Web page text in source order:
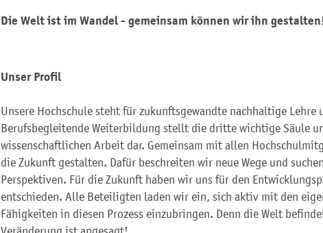
Die Welt ist im Wandel - gemeinsam können wir ihn
Unser Profil
Unsere Hochschule steht für zukunftsgewandte nachhaltige Lehre
Berufsbegleitende Weiterbildung stellt die dritte wichtige Säule
wissenschaftlichen Arbeit dar. Gemeinsam mit allen
die Zukunft gestalten. Dafür beschreiten wir neue Wege und
Perspektiven. Für die Zukunft haben wir uns für den
entschieden. Alle Beteiligten laden wir ein, sich aktiv mit den
Fähigkeiten in diesen Prozess einzubringen. Denn die Welt